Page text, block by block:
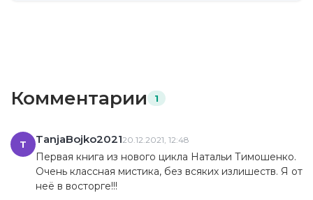
Комментарии 1
T TanjaBojko202120.12.2021, 12:48
Первая книга из нового цикла Натальи Тимошенко.
Очень классная мистика, без всяких излишеств. Я от
неё в восторге!!!